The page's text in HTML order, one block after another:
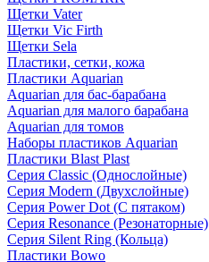
Щетки Vater
Щетки Vic Firth
Щетки Sela
Пластики, сетки, кожа
Пластики Aquarian
Aquarian для бас-барабана
Aquarian для малого барабана
Aquarian для томов
Наборы пластиков Aquarian
Пластики Blast Plast
Серия Classic (Однослойные)
Серия Modern (Двухслойные)
Серия Power Dot (С пятаком)
Серия Resonance (Резонаторные)
Серия Silent Ring (Кольца)
Пластики Bowo